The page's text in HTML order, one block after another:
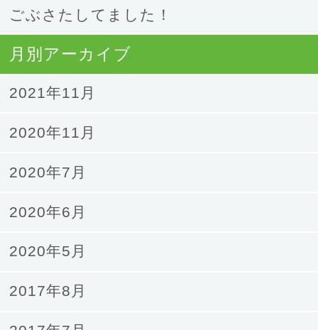
ごぶさたしてました！
月別アーカイブ
2021年11月
2020年11月
2020年7月
2020年6月
2020年5月
2017年8月